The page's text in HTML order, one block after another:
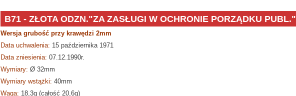
B71 - ZŁOTA ODZN."ZA ZASŁUGI W OCHRONIE PORZĄDKU PUBL."
Wersja grubość przy krawędzi 2mm
Data uchwalenia: 15 października 1971
Data zniesienia: 07.12.1990r.
Wymiary: Ø 32mm
Wymiary wstążki: 40mm
Waga: 18,3g (całość 20,6g)